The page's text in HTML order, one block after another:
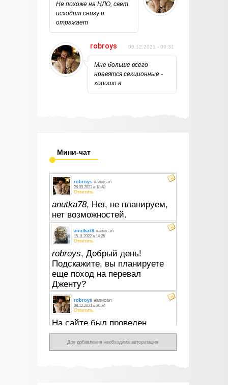
Не похоже на НЛО, свет
исходит снизу и
отражает
robroys 08.12.2021 - 09:31
Мне больше всего
нравятся секционные -
хорошо в
Мини-чат
Для добавления необходима авторизация